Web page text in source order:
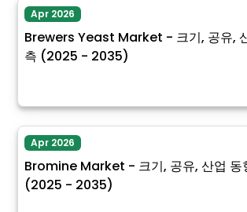
Apr 2026
Brewers Yeast Market - 크기, 공유,
측 (2025 - 2035)
Apr 2026
Bromine Market - 크기, 공유, 산업 동
(2025 - 2035)